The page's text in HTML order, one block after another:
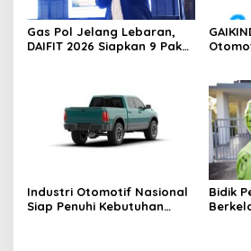
Gas Pol Jelang Lebaran,
DAIFIT 2026 Siapkan 9 Paket
Industri Otomotif Nasional
Siap Penuhi Kebutuhan
Bidik